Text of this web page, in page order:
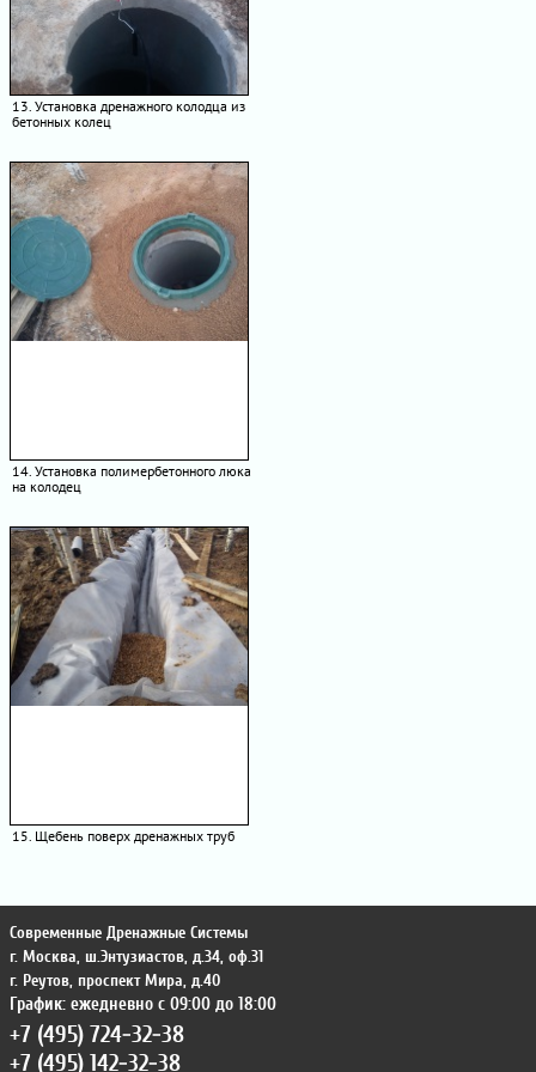
13. Установка дренажного колодца из
бетонных колец
14. Установка полимербетонного люка
на колодец
15. Щебень поверх дренажных труб
Современные Дренажные Системы
г. Москва, ш.Энтузиастов, д.34, оф.31
г. Реутов, проспект Мира, д.40
График: ежедневно с 09:00 до 18:00
+7 (495) 724-32-38
+7 (495) 142-32-38